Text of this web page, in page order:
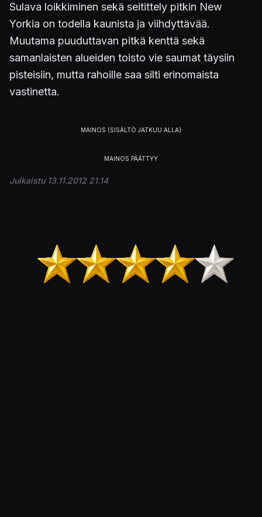
Sulava loikkiminen sekä seitittely pitkin New
Yorkia on todella kaunista ja viihdyttävää.
Muutama puuduttavan pitkä kenttä sekä
samanlaisten alueiden toisto vie saumat täysiin
pisteisiin, mutta rahoille saa silti erinomaista
vastinetta.
Julkaistu 13.11.2012 21.14